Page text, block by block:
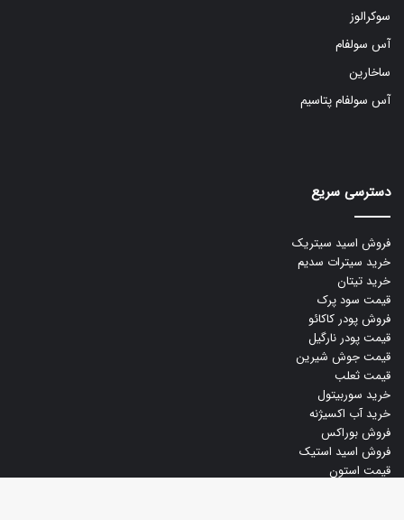
سوکرالوز
آس سولفام
ساخارین
آس سولفام پتاسیم
دسترسی سریع
فروش اسید سیتریک
خرید سیترات سدیم
خرید تیتان
قیمت سود پرک
فروش پودر کاکائو
قیمت پودر نارگیل
قیمت جوش شیرین
قیمت ثعلب
خرید سوربیتول
خرید آب اکسیژنه
فروش بوراکس
فروش اسید استیک
قیمت استون